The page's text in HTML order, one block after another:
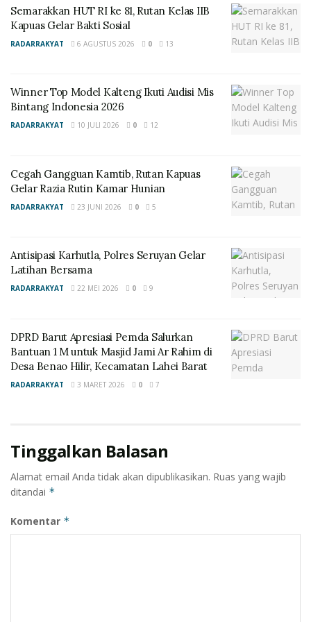
“Saya seringkali menginstruksikan kepada regu patroli
untuk cek semua mesin ATM yang ada di Kuala
Semarakkan HUT RI ke 81, Rutan Kelas IIB
Kapuas Gelar Bakti Sosial
RADARRAKYAT 6 AGUSTUS 2026 0 13
Winner Top Model Kalteng Ikuti Audisi Mis
Bintang Indonesia 2026
RADARRAKYAT 10 JULI 2026 0 12
Cegah Gangguan Kamtib, Rutan Kapuas
Gelar Razia Rutin Kamar Hunian
RADARRAKYAT 23 JUNI 2026 0 5
Antisipasi Karhutla, Polres Seruyan Gelar
Latihan Bersama
RADARRAKYAT 22 MEI 2026 0 9
DPRD Barut Apresiasi Pemda Salurkan
Bantuan 1 M untuk Masjid Jami Ar Rahim di
Desa Benao Hilir, Kecamatan Lahei Barat
RADARRAKYAT 3 MARET 2026 0 7
Tinggalkan Balasan
Alamat email Anda tidak akan dipublikasikan. Ruas yang wajib
ditandai *
Komentar *